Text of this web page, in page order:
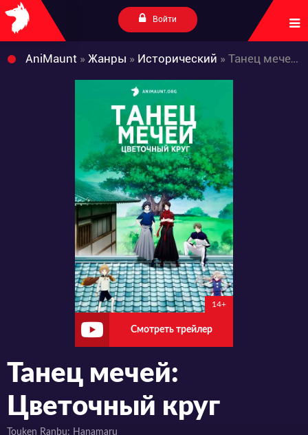
Войти
AniMaunt » Жанры » Исторический » Танец мечей: Цветочный круг
14+
Смотреть трейлер
Танец мечей:
Цветочный круг
Touken Ranbu: Hanamaru